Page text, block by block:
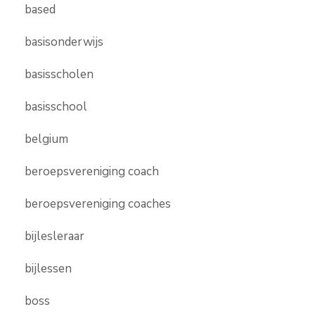
based
basisonderwijs
basisscholen
basisschool
belgium
beroepsvereniging coach
beroepsvereniging coaches
bijlesleraar
bijlessen
boss